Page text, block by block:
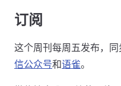
订阅
这个周刊每周五发布，同
信公众号和语雀。